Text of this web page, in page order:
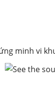
minh vi